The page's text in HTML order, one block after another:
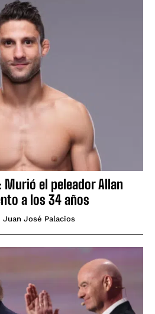
Murió el peleador Allan
a los 34 años
Juan José Palacios